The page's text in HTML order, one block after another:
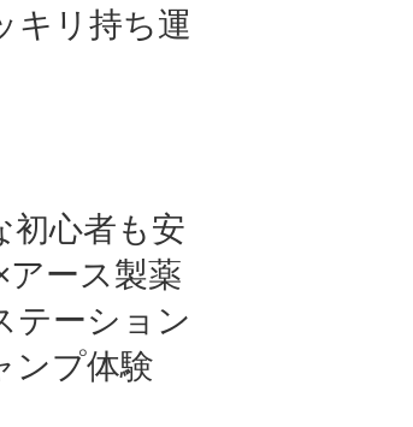
キリ持ち運
初心者も安
アース製薬
テーション
ンプ体験